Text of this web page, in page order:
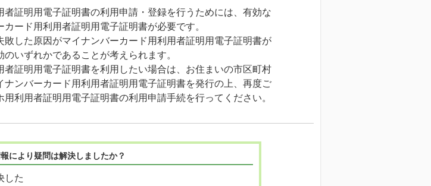
者証明用電子証明書の利用申請・登録を行うためには、有効な
カード用利用者証明用電子証明書が必要です。
敗した原因がマイナンバーカード用利用者証明用電子証明書が
のいずれかであることが考えられます。
者証明用電子証明書を利用したい場合は、お住まいの市区町村
ナンバーカード用利用者証明用電子証明書を発行の上、再度ご
用利用者証明用電子証明書の利用申請手続を行ってください。
により疑問は解決しましたか？
した